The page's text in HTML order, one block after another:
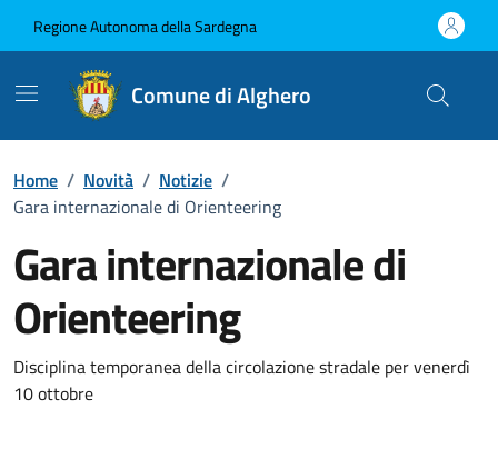
Regione Autonoma della Sardegna
Comune di Alghero
Home / Novità / Notizie /
Gara internazionale di Orienteering
Gara internazionale di
Orienteering
Dettagli della notizia
Disciplina temporanea della circolazione stradale per venerdì
10 ottobre